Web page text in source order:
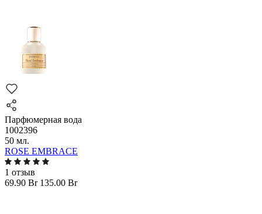
Парфюмерная вода
1002396
50 мл.
ROSE EMBRACE
1 отзыв
69.90 Br 135.00 Br